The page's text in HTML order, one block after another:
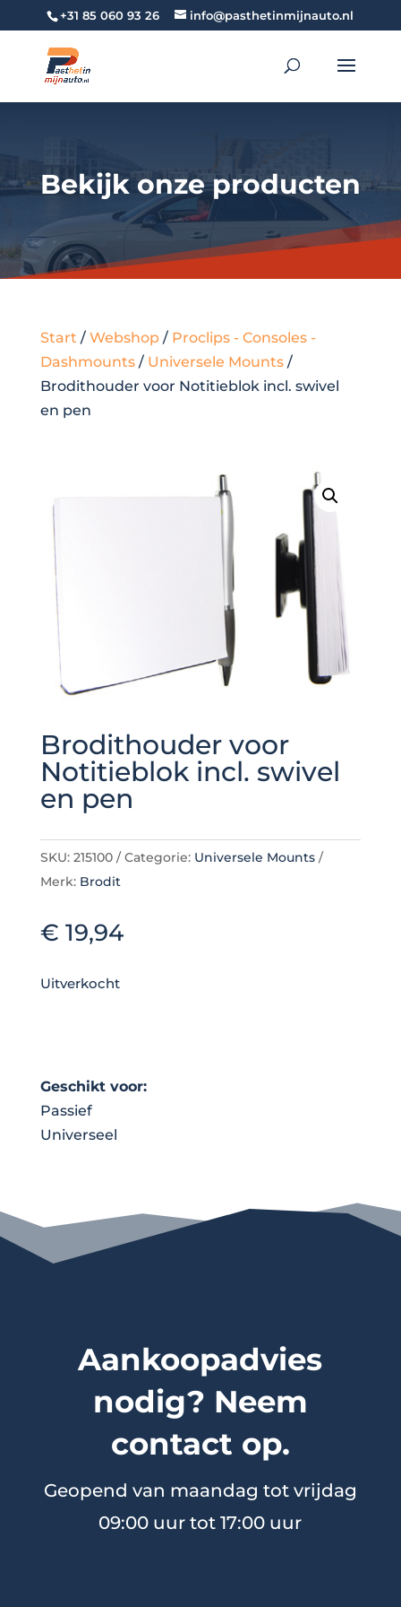
+31 85 060 93 26 info@pasthetinmijnauto.nl
Bekijk onze producten
Start / Webshop/ Proclips - Consoles -
Dashmounts/ Universele Mounts/
Brodithouder voor Notitieblok incl. swivel
en pen
Brodithouder voor
Notitieblok incl. swivel
en pen
SKU: 215100 Categorie: Universele Mounts
Merk: Brodit
€ 19,94
Uitverkocht
Geschikt voor:
Passief
Universeel
Aankoopadvies
nodig? Neem
contact op.
Geopend van maandag tot vrijdag
09:00 uur tot 17:00 uur